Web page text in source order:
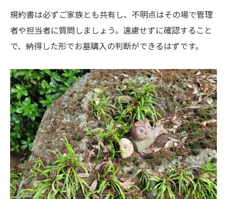
規約書は必ずご家族とも共有し、不明点はその場で管理
者や担当者に質問しましょう。遠慮せずに確認すること
で、納得した形でお墓購入の判断ができるはずです。